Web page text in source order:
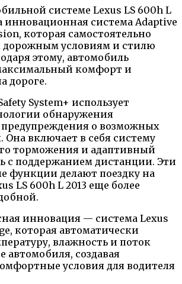
системе Lexus LS 600h L
инновационная система Adaptive
которая самостоятельно
дорожным условиям и стилю
этому, автомобиль
комфорт и
дороге.
System+ использует
обнаружения
о возможных
Она включает в себя систему
торможения и адаптивный
с поддержанием дистанции. Эти
функции делают поездку на
LS 600h L 2013 еще более
инновация — система Lexus
которая автоматически
влажность и поток
автомобиля, создавая
условия для водителя